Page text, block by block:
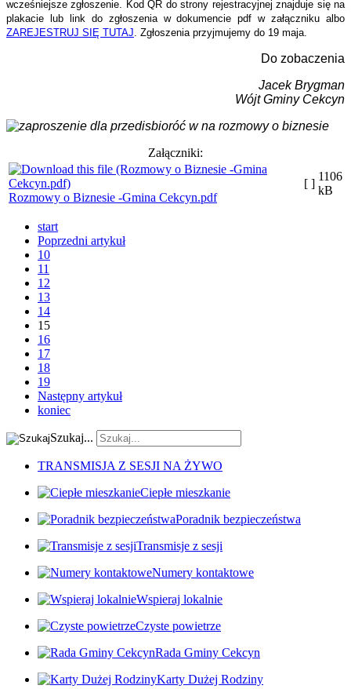
wcześniejsze zgłoszenie. Kod QR do strony rejestracyjnej znajduje się na
plakacie lub link do zgłoszenia w dokumencie pdf w załączniku albo
ZAREJESTRUJ SIĘ TUTAJ . Zgłoszenia przyjmujemy do 19 maja.
Do zobaczenia
Jacek Brygman
Wójt Gminy Cekcyn
Załączniki:
Rozmowy o Biznesie -Gmina Cekcyn.pdf
[ ]
1106
kB
start
Poprzedni artykuł
10
11
12
13
14
15
16
17
18
19
Następny artykuł
koniec
Szukaj...
TRANSMISJA Z SESJI NA ŻYWO
Ciepłe mieszkanie
Poradnik bezpieczeństwa
Transmisje z sesji
Numery kontaktowe
Wspieraj lokalnie
Czyste powietrze
Rada Gminy Cekcyn
Karty Dużej Rodziny